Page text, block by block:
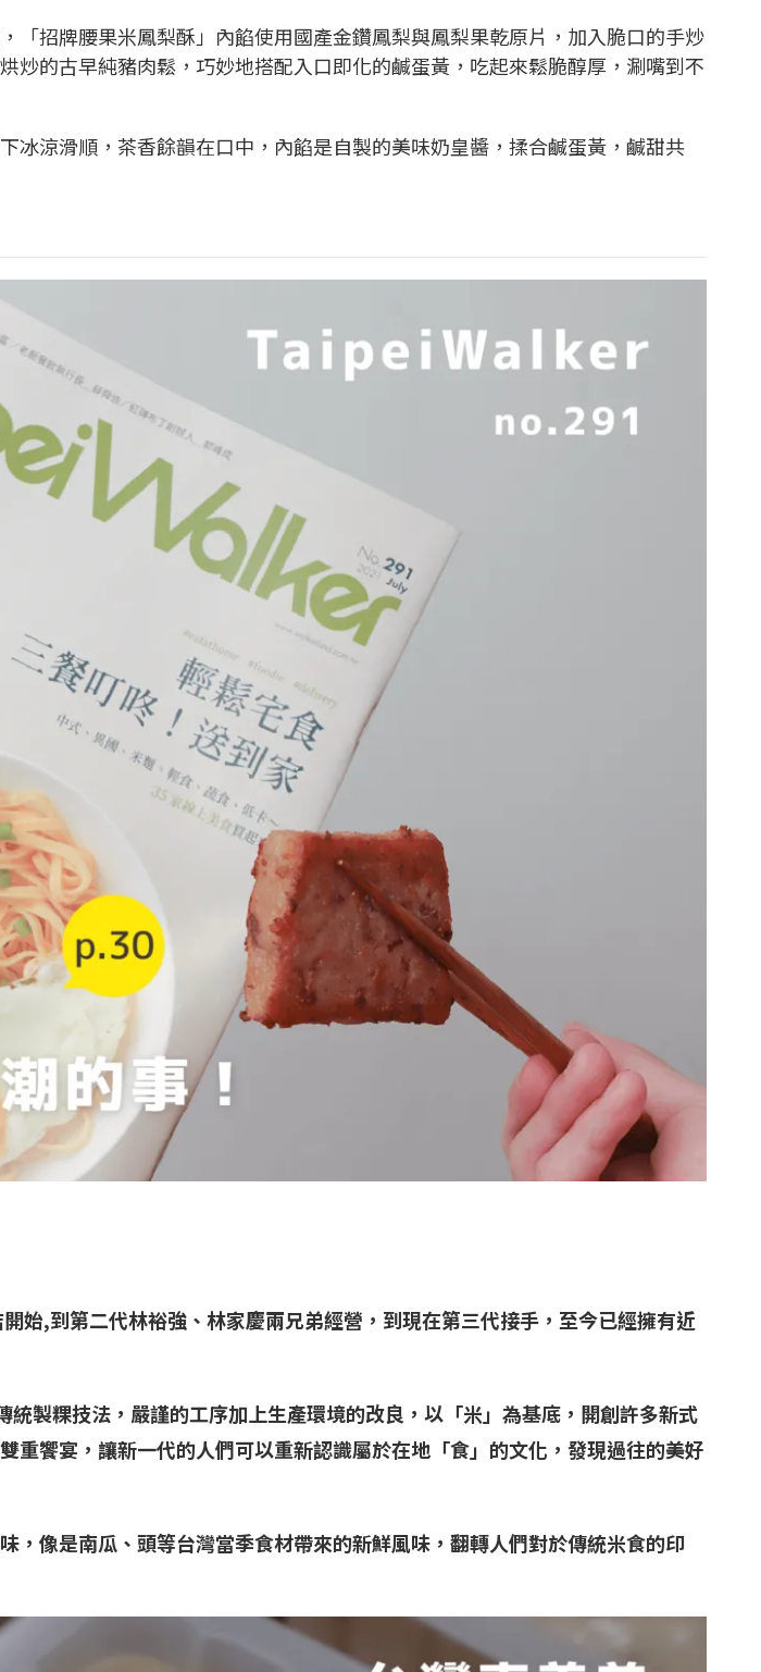
招牌腰果米鳳梨酥」內餡使用國產金鑽鳳梨與鳳梨果乾原片，加入脆口的手炒
的古早純豬肉鬆，巧妙地搭配入口即化的鹹蛋黃，吃起來鬆脆醇厚，涮嘴到不
涼滑順，茶香餘韻在口中，內餡是自製的美味奶皇醬，揉合鹹蛋黃，鹹甜共
始,到第二代林裕強、林家慶兩兄弟經營，到現在第三代接手，至今已經擁有近
製粿技法，嚴謹的工序加上生產環境的改良，以「米」為基底，開創許多新式
饗宴，讓新一代的人們可以重新認識屬於在地「食」的文化，發現過往的美好
像是南瓜、頭等台灣當季食材帶來的新鮮風味，翻轉人們對於傳統米食的印